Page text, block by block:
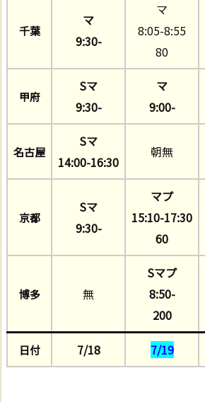
千葉
マ
9:30-
マ
8:05-8:55
80
甲府
Sマ
9:30-
マ
9:00-
名古屋
Sマ
14:00-16:30
朝無
京都
Sマ
9:30-
マプ
15:10-17:30
60
博多 無
Sマプ
8:50-
200
日付 7/18 7/19